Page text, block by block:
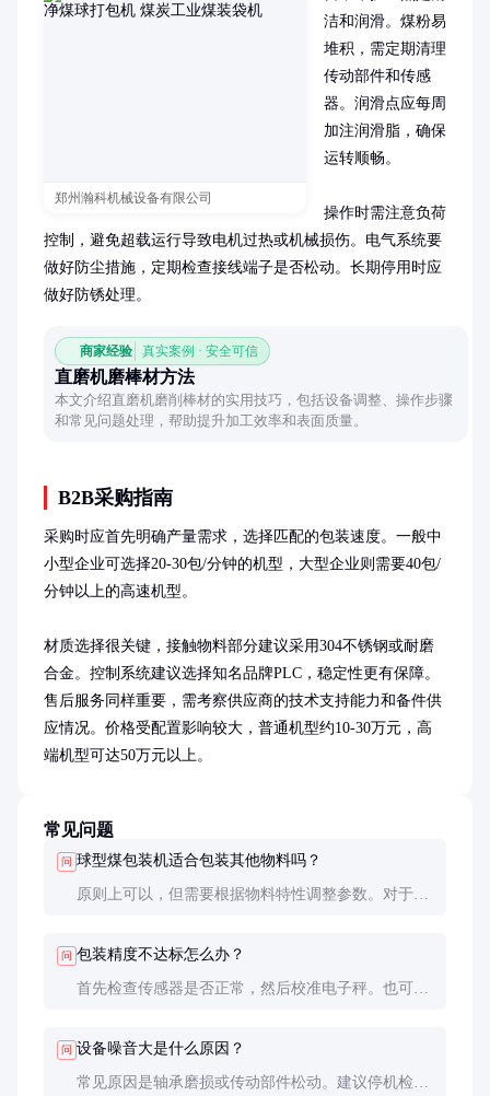
郑州瀚科机械设备有限公司
洁和润滑。煤粉易
堆积，需定期清理
传动部件和传感
器。润滑点应每周
加注润滑脂，确保
运转顺畅。
操作时需注意负荷
控制，避免超载运行导致电机过热或机械损伤。电气系统要
做好防尘措施，定期检查接线端子是否松动。长期停用时应
做好防锈处理。
商家经验 真实案例 · 安全可信
直磨机磨棒材方法
本文介绍直磨机磨削棒材的实用技巧，包括设备调整、操作步骤
和常见问题处理，帮助提升加工效率和表面质量。
B2B采购指南
采购时应首先明确产量需求，选择匹配的包装速度。一般中
小型企业可选择20-30包/分钟的机型，大型企业则需要40包/
分钟以上的高速机型。
材质选择很关键，接触物料部分建议采用304不锈钢或耐磨
合金。控制系统建议选择知名品牌PLC，稳定性更有保障。
售后服务同样重要，需考察供应商的技术支持能力和备件供
应情况。价格受配置影响较大，普通机型约10-30万元，高
端机型可达50万元以上。
常见问题
问 球型煤包装机适合包装其他物料吗？
原则上可以，但需要根据物料特性调整参数。对于密
问 包装精度不达标怎么办？
首先检查传感器是否正常，然后校准电子秤。也可能
问 设备噪音大是什么原因？
常见原因是轴承磨损或传动部件松动。建议停机检